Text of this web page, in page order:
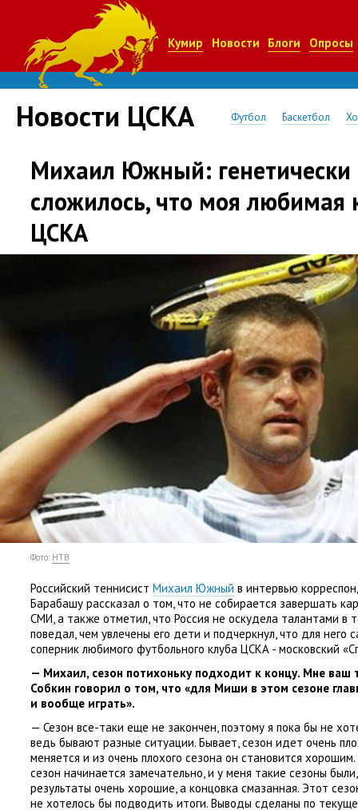
Кумир Новости Блоги Опросы
Новости ЦСКА Футбол Баскетбол
Михаил Южный: генетически
сложилось, что моя
ЦСКА
Фото: НТВ
Российский теннисист Михаил Южный в интервью
Барабашу рассказал о том, что не собирается завершать
СМИ, а также отметил, что Россия не оскудела талантами в
поведал, чем увлечены его дети и подчеркнул, что для него
соперник любимого футбольного клуба ЦСКА - московский «
— Михаил, сезон потихоньку подходит к концу. Мне ваш
Собкин говорил о том, что «для Миши в этом сезоне
и вообще играть».
— Сезон все-таки еще не закончен, поэтому я пока бы не
ведь бывают разные ситуации. Бывает, сезон идет очень
меняется и из очень плохого сезона он становится
сезон начинается замечательно, и у меня такие сезоны были,
результаты очень хорошие, а концовка смазанная. Этот
не хотелось бы подводить итоги. Выводы сделаны по